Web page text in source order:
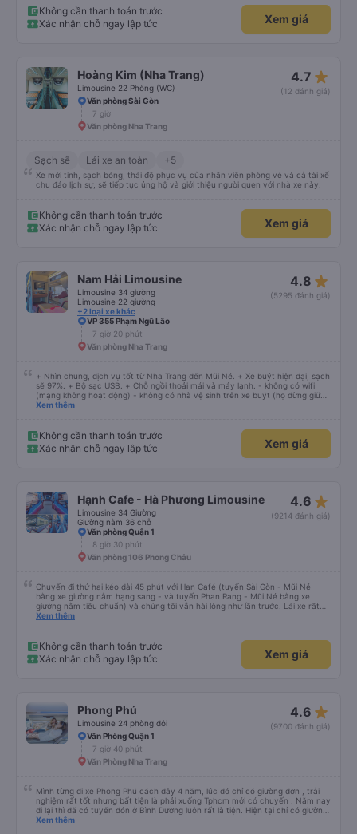
Không cần thanh toán trước
Xác nhận chỗ ngay lập tức
Xem giá
Hoàng Kim (Nha Trang)
Limousine 22 Phòng (WC)
4.7 star_rate
(12 đánh giá)
Văn phòng Sài Gòn
7 giờ
Văn phòng Nha Trang
Sạch sẽ Lái xe an toàn +5
Xe mới tinh, sạch bóng, thái độ phục vụ của nhân viên phòng vé và cả tài xế
chu đáo lịch sự, sẽ tiếp tục ủng hộ và giới thiệu người quen với nhà xe này.
Không cần thanh toán trước
Xác nhận chỗ ngay lập tức
Xem giá
Nam Hải Limousine
Limousine 34 giường
Limousine 22 giường
+2 loại xe khác
4.8 star_rate
(5295 đánh giá)
VP 355 Phạm Ngũ Lão
7 giờ 20 phút
Văn phòng Nha Trang
+ Nhìn chung, dịch vụ tốt từ Nha Trang đến Mũi Né. + Xe buýt hiện đại, sạch
sẽ 97%. + Bộ sạc USB. + Chỗ ngồi thoải mái và máy lạnh. - không có wifi
(mạng không hoạt động) - không có nhà vệ sinh trên xe buýt (họ dừng giữa
chừng) Họ gọi cho tôi và nói với tôi rằng xe buýt sẽ khởi hành sớm 45 phút
đường cao tốc nhanh, mới, hiện đại phục vụ tuyến đường này mà lái xe trên
những con đường nhỏ, chậm rãi. Nếu họ sử dụng đường cao tốc và không
dừng quá lâu ở phần còn lại trên đỉnh, tôi nghĩ thời gian di chuyển có thể
Xem thêm
Không cần thanh toán trước
Xác nhận chỗ ngay lập tức
Xem giá
Hạnh Cafe - Hà Phương Limousine
Limousine 34 Giường
Giường nằm 36 chỗ
4.6 star_rate
(9214 đánh giá)
Văn phòng Quận 1
8 giờ 30 phút
Văn phòng 106 Phong Châu
Chuyến đi thứ hai kéo dài 45 phút với Han Café (tuyến Sài Gòn - Mũi Né
bằng xe giường nằm hạng sang - và tuyến Phan Rang - Mũi Né bằng xe
giường nằm tiêu chuẩn) và chúng tôi vẫn hài lòng như lần trước. Lái xe rất
chuyên nghiệp, nhân viên vô cùng chu đáo (họ kiểm tra xem mọi thứ ở chỗ
rất hoàn hảo (họ gửi tin nhắn WhatsApp nhắc nhở chúng tôi về chuyến đi và
điểm đón). Điểm đón ở Phan Rang rất thuận tiện (nhà vệ sinh sạch sẽ, có đồ
uống để mua và việc lên xe rất dễ dàng). Họ thậm chí còn sắp xếp điểm
trì kém và nhân viên cực kỳ không thân thiện), tôi đánh giá cao Han Café.
Tôi không thể tham gia các chuyến đi qua đêm của họ vì đã hết chỗ, có lẽ
do nhu cầu quá cao! Đừng chần chừ nhé! 👍
Xem thêm
Không cần thanh toán trước
Xác nhận chỗ ngay lập tức
Xem giá
Phong Phú
Limousine 24 phòng đôi
4.6 star_rate
(9700 đánh giá)
Văn Phòng Quận 1
7 giờ 40 phút
Văn Phòng Nha Trang
Mình từng đi xe Phong Phú cách đây 4 năm, lúc đó chỉ có giường đơn , trải
nghiệm rất tốt nhưng bất tiện là phải xuống Tphcm mới có chuyến . Năm nay
đi lại thì đã có tuyến đón ở Bình Dương luôn rất là tiện. Hiện tại chỉ có giường
đôi , đọc review thấy mn đánh giá ko tốt giường chậc này nọ , thái độ của tài
Xem thêm